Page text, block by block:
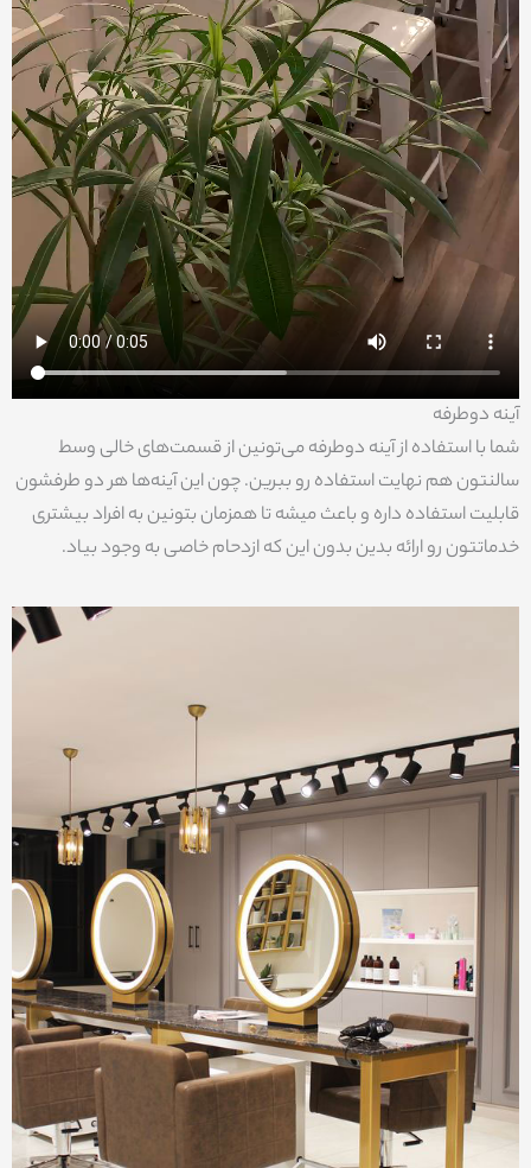
آینه دوطرفه
شما با استفاده از آینه دوطرفه می‌تونین از قسمت‌های خالی وسط
سالنتون هم نهایت استفاده رو ببرین. چون این آینه‌ها هر دو طرفشون
قابلیت استفاده داره و باعث میشه تا همزمان بتونین به افراد بیشتری
خدماتتون رو ارائه بدین بدون این که ازدحام خاصی به وجود بیاد.